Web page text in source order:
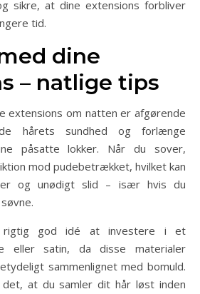
sikre, at dine extensions forbliver
tid.
dine
– natlige tips
extensions om natten er afgørende
hårets sundhed og forlænge
påsatte lokker. Når du sover,
mod pudebetrækket, hvilket kan
og unødigt slid – især hvis du
god idé at investere i et
eller satin, da disse materialer
sammenlignet med bomuld.
det, at du samler dit hår løst inden